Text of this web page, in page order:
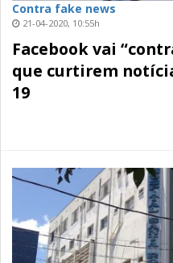
Contra fake news
21-04-2020, 10:55h
Facebook vai
que curtirem
19